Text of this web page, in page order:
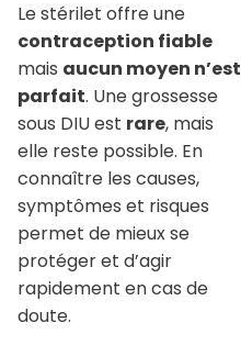
Le stérilet offre une
contraception fiable
mais aucun moyen n’est
parfait. Une grossesse
sous DIU est rare, mais
elle reste possible. En
connaître les causes,
symptômes et risques
permet de mieux se
protéger et d’agir
rapidement en cas de
doute.